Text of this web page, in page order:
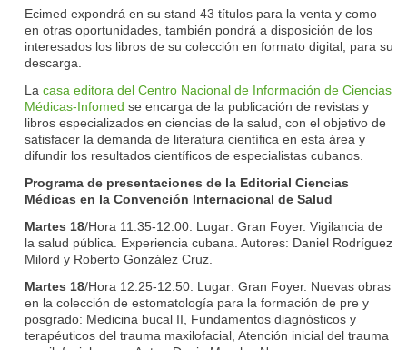
Ecimed expondrá en su stand 43 títulos para la venta y como
en otras oportunidades, también pondrá a disposición de los
interesados los libros de su colección en formato digital, para su
descarga.
La casa editora del Centro Nacional de Información de Ciencias
Médicas-Infomed se encarga de la publicación de revistas y
libros especializados en ciencias de la salud, con el objetivo de
satisfacer la demanda de literatura científica en esta área y
difundir los resultados científicos de especialistas cubanos.
Programa de presentaciones de la Editorial Ciencias
Médicas en la Convención Internacional de Salud
Martes 18/Hora 11:35-12:00. Lugar: Gran Foyer. Vigilancia de
la salud pública. Experiencia cubana. Autores: Daniel Rodríguez
Milord y Roberto González Cruz.
Martes 18/Hora 12:25-12:50. Lugar: Gran Foyer. Nuevas obras
en la colección de estomatología para la formación de pre y
posgrado: Medicina bucal II, Fundamentos diagnósticos y
terapéuticos del trauma maxilofacial, Atención inicial del trauma